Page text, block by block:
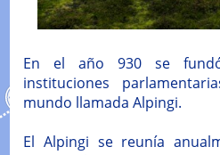
En el año 930 se
instituciones
mundo llamada Alpingi.
El Alpingi se reunía